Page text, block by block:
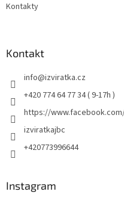
Kontakty
Kontakt
info@izviratka.cz
+420 774 64 77 34 ( 9-17h )
https://
izviratkajbc
+420773996644
Instagram